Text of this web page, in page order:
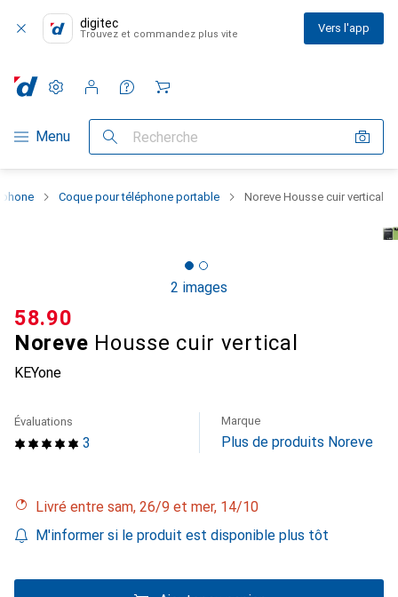
digitec
Trouvez et commandez plus vite Vers l'app
Navigation par catégorie
Menu Recherche
Paramètres
Compte client
Listes de comparaison
Listes d'envies
Panier
Coque pour téléphone portable Noreve Housse cuir vertical
2 images
Noreve Housse cuir vertical
KEYone
CHF
58.90
3
Évaluations Marque
Plus de produits Noreve
Livré entre sam, 26/9 et mer, 14/10
M'informer si le produit est disponible plus tôt